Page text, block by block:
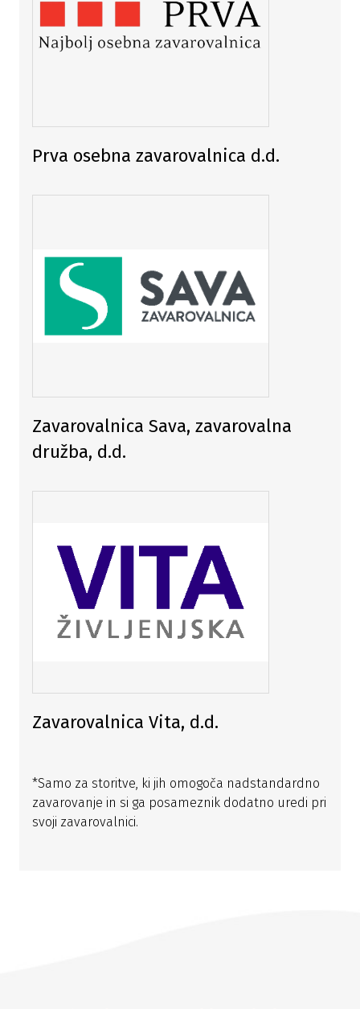
Prva osebna zavarovalnica d.d.
Zavarovalnica Sava, zavarovalna
družba, d.d.
Zavarovalnica Vita, d.d.
*Samo za storitve, ki jih omogoča nadstandardno
zavarovanje in si ga posameznik dodatno uredi pri
svoji zavarovalnici.